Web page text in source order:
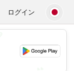
ログイン